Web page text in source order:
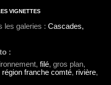
VIGNETTES
les galeries : Cascades,
:
filé, gros plan,
région franche comté, rivière,